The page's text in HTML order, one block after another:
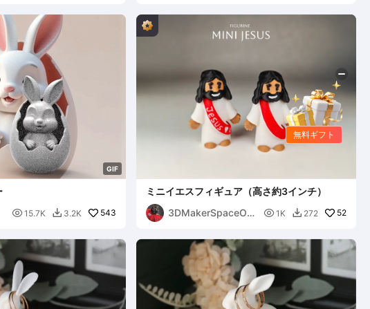
GIF
 15.7K  3.2K 543
ミニイエスフィギュア（高さ約3インチ）
3DMakerSpaceOffi
 1K  272 52
無料ギフト